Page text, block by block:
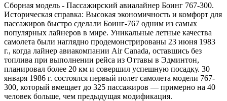
Сборная модель - Пассажирский авиалайнер Боинг 767-300.
Историческая справка: Высокая экономичность и комфорт для
пассажиров быстро сделали Боинг-767 одним из самых
популярных лайнеров в мире. Уникальные летные качества
самолета были наглядно продемонстрированы 23 июня 1983
г., когда лайнер авиакомпании Air Canada, оставшись без
топлива при выполнении рейса из Оттавы в Эдминтон,
планировал более 20 км и совершил успешную посадку. 30
января 1986 г. состоялся первый полет самолета модели 767-
300, который вмещает до 325 пассажиров — примерно на 40
человек больше, чем предыдущая модификация.